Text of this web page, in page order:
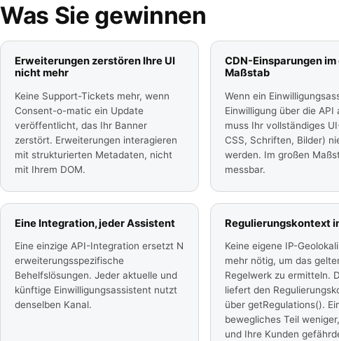
Was Sie gewinnen
Erweiterungen zerstören Ihre UI
nicht mehr
Keine Support-Tickets mehr, wenn
Consent-o-matic ein Update
veröffentlicht, das Ihr Banner
zerstört. Erweiterungen interagieren
mit strukturierten Metadaten, nicht
mit Ihrem DOM.
CDN-Einsparungen
Maßstab
Wenn ein
Einwilligung über die API
muss Ihr vollständiges
CSS, Schriften, Bilder)
werden. Im großen
messbar.
Eine Integration, jeder Assistent
Eine einzige API-Integration ersetzt N
erweiterungsspezifische
Behelfslösungen. Jeder aktuelle und
künftige Einwilligungsassistent nutzt
denselben Kanal.
Regulierungskontext
Keine eigene IP-
mehr nötig, um das
Regelwerk zu ermitteln.
liefert den
über getRegulations().
bewegliches Teil
und Ihre Kunden